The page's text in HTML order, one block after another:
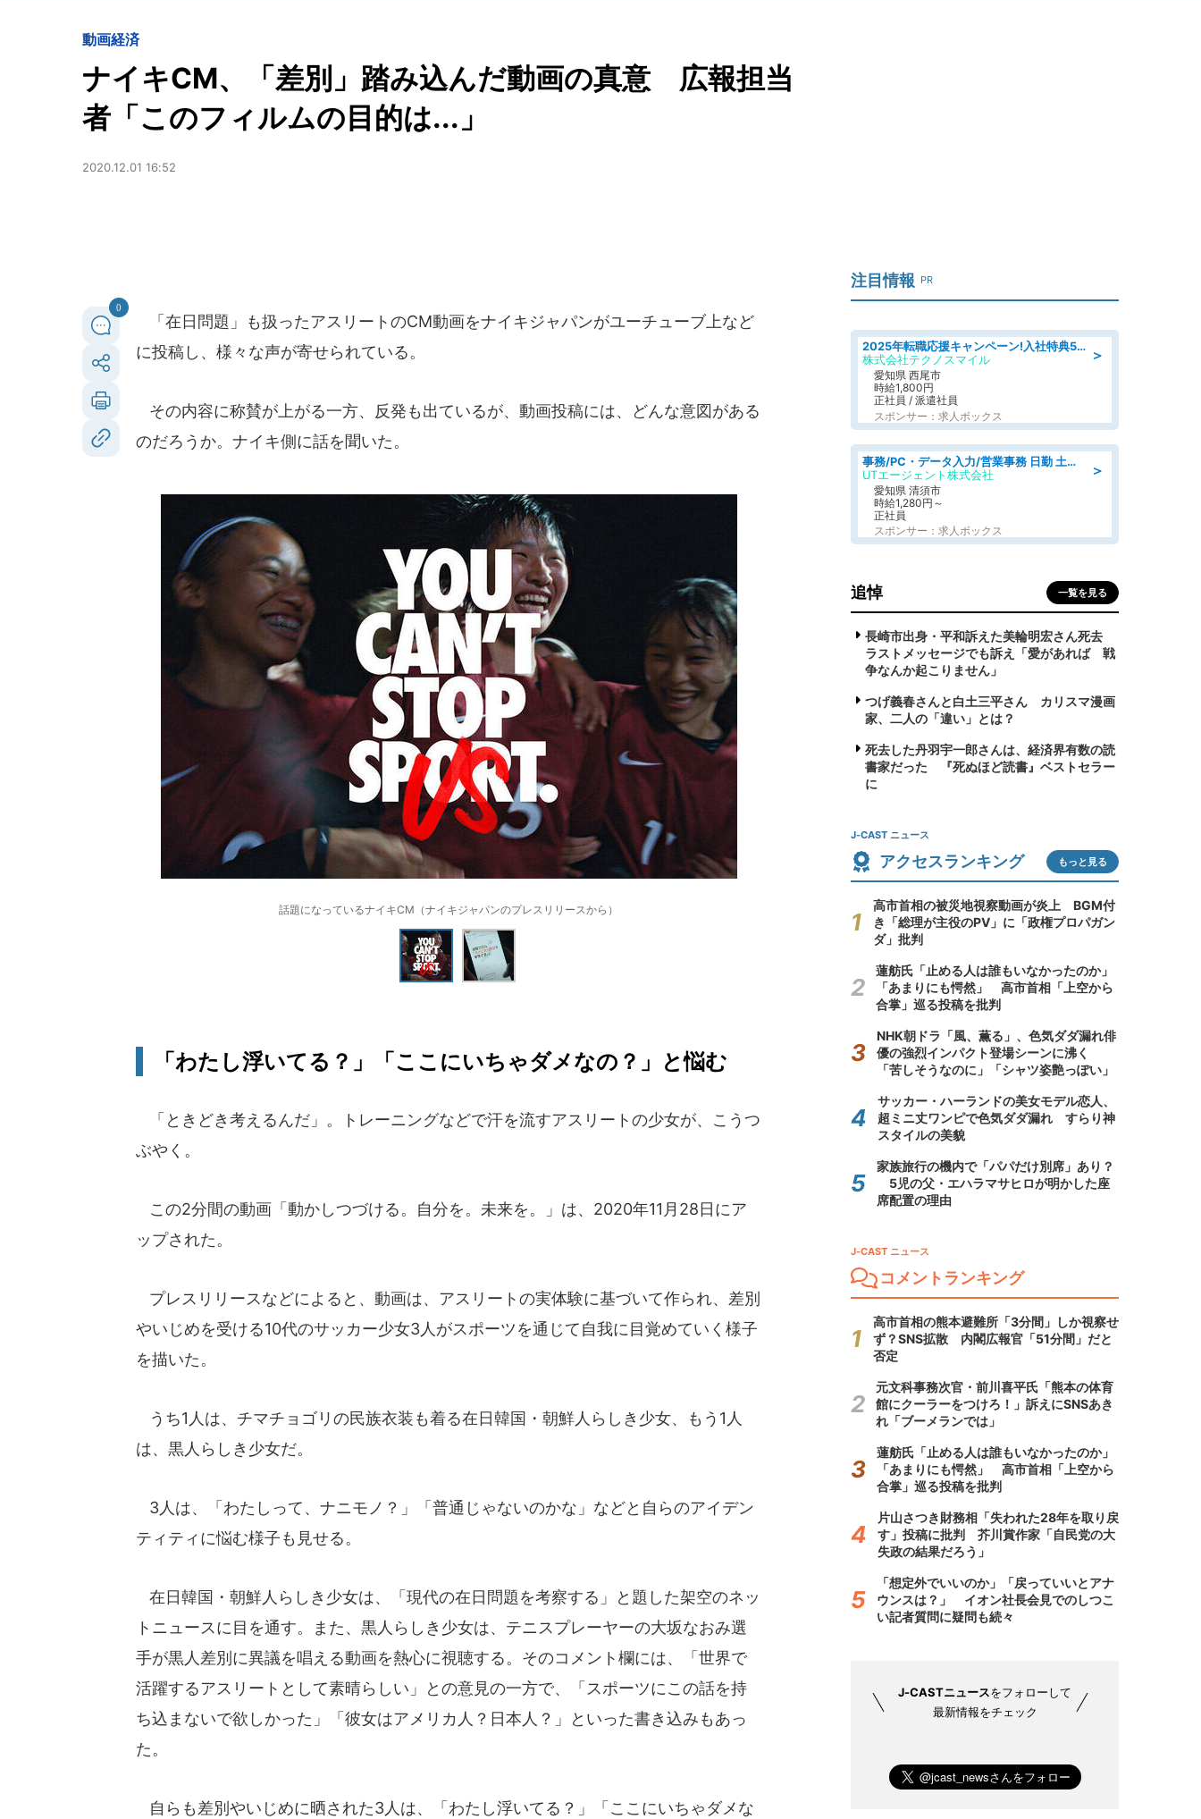
動画経済
ナイキCM、「差別」踏み込んだ動画の真意 広報担当
者「このフィルムの目的は...」
2020.12.01 16:52
0
「在日問題」も扱ったアスリートのCM動画をナイキジャパンがユーチューブ上など
に投稿し、様々な声が寄せられている。
その内容に称賛が上がる一方、反発も出ているが、動画投稿には、どんな意図がある
のだろうか。ナイキ側に話を聞いた。
話題になっているナイキCM（ナイキジャパンのプレスリリースから）
「わたし浮いてる？」「ここにいちゃダメなの？」と悩む
「ときどき考えるんだ」。トレーニングなどで汗を流すアスリートの少女が、こうつ
ぶやく。
この2分間の動画「動かしつづける。自分を。未来を。」は、2020年11月28日にア
ップされた。
プレスリリースなどによると、動画は、アスリートの実体験に基づいて作られ、差別
やいじめを受ける10代のサッカー少女3人がスポーツを通じて自我に目覚めていく様子
を描いた。
うち1人は、チマチョゴリの民族衣装も着る在日韓国・朝鮮人らしき少女、もう1人
は、黒人らしき少女だ。
3人は、「わたしって、ナニモノ？」「普通じゃないのかな」などと自らのアイデン
ティティに悩む様子も見せる。
在日韓国・朝鮮人らしき少女は、「現代の在日問題を考察する」と題した架空のネッ
トニュースに目を通す。また、黒人らしき少女は、テニスプレーヤーの大坂なおみ選
手が黒人差別に異議を唱える動画を熱心に視聴する。そのコメント欄には、「世界で
活躍するアスリートとして素晴らしい」との意見の一方で、「スポーツにこの話を持
ち込まないで欲しかった」「彼女はアメリカ人？日本人？」といった書き込みもあっ
た。
自らも差別やいじめに晒された3人は、「わたし浮いてる？」「ここにいちゃダメな
注目情報 PR
＞
2025年転職応援キャンペーン!入社特典58万円/デンソーで働こう!自動車工場で小型部品の検査業務 denso aichi
株式会社テクノスマイル
愛知県 西尾市
時給1,800円
正社員 / 派遣社員
スポンサー：求人ボックス
＞
事務/PC・データ入力/営業事務 日勤 土日休み 残業少なめ 車通勤OK 総合事務
UTエージェント株式会社
愛知県 清須市
時給1,280円～
正社員
スポンサー：求人ボックス
追悼 一覧を見る
長崎市出身・平和訴えた美輪明宏さん死去
ラストメッセージでも訴え「愛があれば 戦
争なんか起こりません」
つげ義春さんと白土三平さん カリスマ漫画
家、二人の「違い」とは？
死去した丹羽宇一郎さんは、経済界有数の読
書家だった 『死ぬほど読書』ベストセラー
に
J-CAST ニュース
アクセスランキング もっと見る
高市首相の被災地視察動画が炎上 BGM付
き「総理が主役のPV」に「政権プロパガン
ダ」批判
蓮舫氏「止める人は誰もいなかったのか」
「あまりにも愕然」 高市首相「上空から
合掌」巡る投稿を批判
NHK朝ドラ「風、薫る」、色気ダダ漏れ俳
優の強烈インパクト登場シーンに沸く
「苦しそうなのに」「シャツ姿艶っぽい」
サッカー・ハーランドの美女モデル恋人、
超ミニ丈ワンピで色気ダダ漏れ すらり神
スタイルの美貌
家族旅行の機内で「パパだけ別席」あり？
5児の父・エハラマサヒロが明かした座
席配置の理由
J-CAST ニュース
コメントランキング
高市首相の熊本避難所「3分間」しか視察せ
ず？SNS拡散 内閣広報官「51分間」だと
否定
元文科事務次官・前川喜平氏「熊本の体育
館にクーラーをつけろ！」訴えにSNSあき
れ「ブーメランでは」
蓮舫氏「止める人は誰もいなかったのか」
「あまりにも愕然」 高市首相「上空から
合掌」巡る投稿を批判
片山さつき財務相「失われた28年を取り戻
す」投稿に批判 芥川賞作家「自民党の大
失政の結果だろう」
「想定外でいいのか」「戻っていいとアナ
ウンスは？」 イオン社長会見でのしつこ
い記者質問に疑問も続々
J-CASTニュースをフォローして
最新情報をチェック